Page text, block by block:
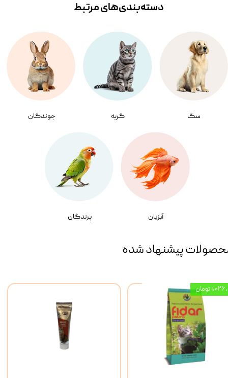
سگ گربه جوندگان
آبزیان پرندگان
دسته‌بندی‌‌های مرتبط
پیشنهاد شده
تومان